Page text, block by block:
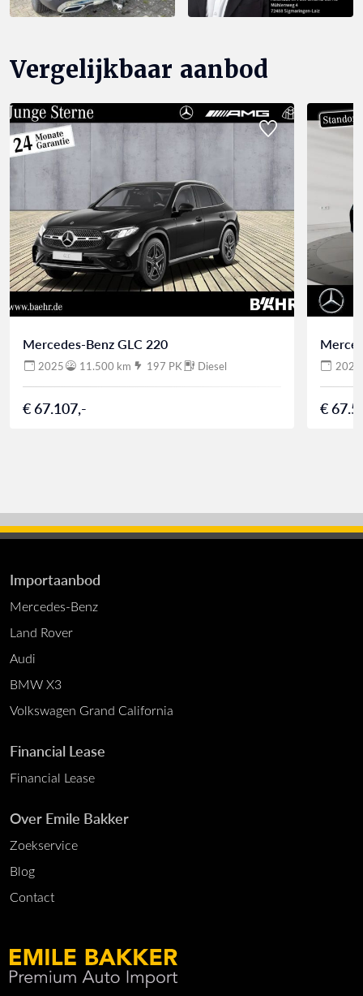
Vergelijkbaar aanbod
Mercedes-Benz GLC 220
2025 11.500 km 197 PK Diesel
€ 67.107,-
2025
€
Importaanbod
Mercedes-Benz
Land Rover
Audi
BMW X3
Volkswagen Grand California
Financial Lease
Financial Lease
Over Emile Bakker
Zoekservice
Blog
Contact